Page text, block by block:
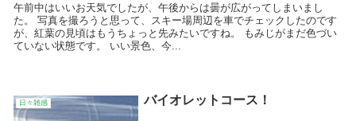
午前中はいいお天気でしたが、午後からは曇が広がってしまいまし
た。 写真を撮ろうと思って、スキー場周辺を車でチェックしたのです
が、紅葉の見頃はもうちょっと先みたいですね。 もみじがまだ色づい
ていない状態です。 いい景色、今...
日々雑感 バイオレットコース！